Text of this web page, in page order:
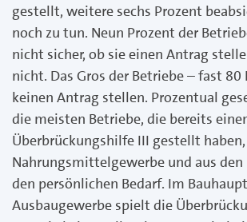
gestellt, weitere sechs Prozent
noch zu tun. Neun Prozent der
nicht sicher, ob sie einen Antrag
nicht. Das Gros der Betriebe – fast
keinen Antrag stellen. Prozentual
die meisten Betriebe, die bereits
Überbrückungshilfe III gestellt
Nahrungsmittelgewerbe und aus
den persönlichen Bedarf. Im
Ausbaugewerbe spielt die